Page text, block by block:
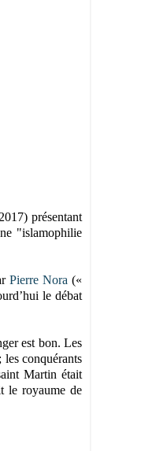
présentant
"islamophilie
Pierre Nora («
le débat
est bon. Les
conquérants
Martin était
le royaume de